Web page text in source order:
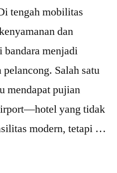
tengah mobilitas
dan
bandara menjadi
Salah satu
mendapat pujian
yang tidak
modern, tetapi …